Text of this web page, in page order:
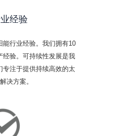
经验
能行业经验。我们拥有10
经验。可持续性发展是我
专注于提供持续高效的太
决方案。